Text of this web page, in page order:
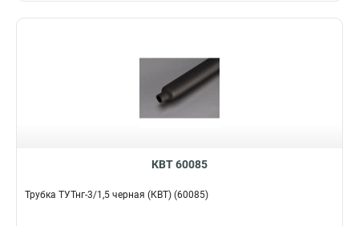
КВТ 60085
Трубка ТУТнг-3/1,5 черная (КВТ) (60085)